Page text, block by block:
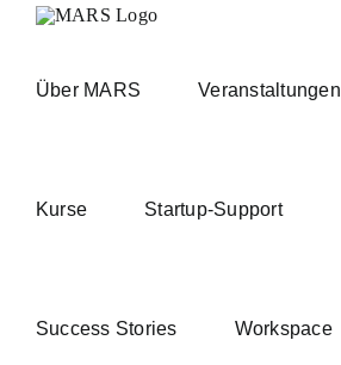
springen
Über MARS Veranstaltungen
Kurse Startup-Support
Success Stories Workspace